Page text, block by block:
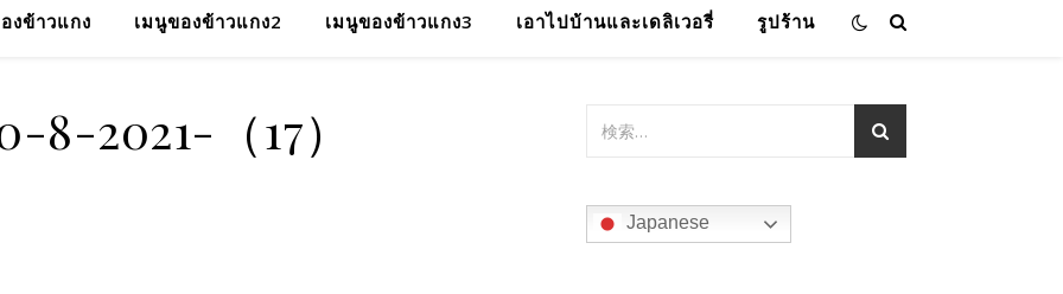
งข้าวแกง เมนูของข้าวแกง2 เมนูของข้าวแกง3 เอาไปบ้านและเดลิเวอรี่ รูปร้าน
8-2021-（17）
Japanese